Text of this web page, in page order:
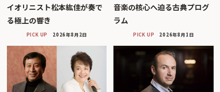
イオリニスト松本紘佳が奏で
る極上の響き
PICK UP 2026年8月2日
音楽の核心へ迫る古典プログ
ラム
PICK UP 2026年8月1日